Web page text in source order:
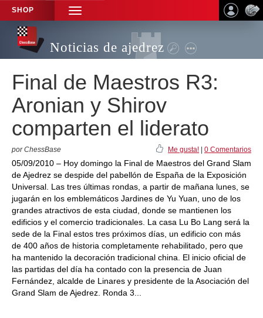
SHOP
TOGGLE
NAVIGATION
Noticias de ajedrez
Final de Maestros R3:
Aronian y Shirov
comparten el liderato
por ChessBase Me gusta! 0 Comentarios
05/09/2010 – Hoy domingo la Final de Maestros del Grand Slam
de Ajedrez se despide del pabellón de España de la Exposición
Universal. Las tres últimas rondas, a partir de mañana lunes, se
jugarán en los emblemáticos Jardines de Yu Yuan, uno de los
grandes atractivos de esta ciudad, donde se mantienen los
edificios y el comercio tradicionales. La casa Lu Bo Lang será la
sede de la Final estos tres próximos días, un edificio con más
de 400 años de historia completamente rehabilitado, pero que
ha mantenido la decoración tradicional china. El inicio oficial de
las partidas del día ha contado con la presencia de Juan
Fernández, alcalde de Linares y presidente de la Asociación del
Grand Slam de Ajedrez. Ronda 3...